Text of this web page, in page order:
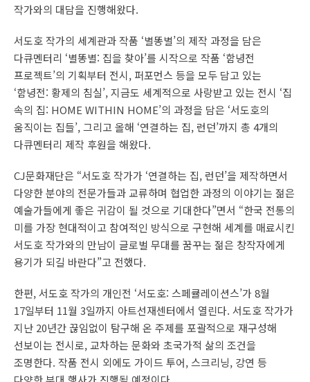
작가와의 대담을 진행해왔다.
서도호 작가의 세계관과 작품 ‘별똥별’의 제작 과정을 담은
다큐멘터리 ‘별똥별: 집을 찾아’를 시작으로 작품 ‘함녕전
프로젝트’의 기획부터 전시, 퍼포먼스 등을 모두 담고 있는
‘함녕전: 황제의 침실’, 지금도 세계적으로 사랑받고 있는 전시 ‘집
속의 집: HOME WITHIN HOME’의 과정을 담은 ‘서도호의
움직이는 집들’, 그리고 올해 ‘연결하는 집, 런던’까지 총 4개의
다큐멘터리 제작 후원을 해왔다.
CJ문화재단은 “서도호 작가가 ‘연결하는 집, 런던’을 제작하면서
다양한 분야의 전문가들과 교류하며 협업한 과정의 이야기는 젊은
예술가들에게 좋은 귀감이 될 것으로 기대한다”면서 “한국 전통의
미를 가장 현대적이고 참여적인 방식으로 구현해 세계를 매료시킨
서도호 작가와의 만남이 글로벌 무대를 꿈꾸는 젊은 창작자에게
용기가 되길 바란다”고 전했다.
한편, 서도호 작가의 개인전 ‘서도호: 스페큘레이션스’가 8월
17일부터 11월 3일까지 아트선재센터에서 열린다. 서도호 작가가
지난 20년간 끊임없이 탐구해 온 주제를 포괄적으로 재구성해
선보이는 전시로, 교차하는 문화와 초국가적 삶의 조건을
조명한다. 작품 전시 외에도 가이드 투어, 스크리닝, 강연 등